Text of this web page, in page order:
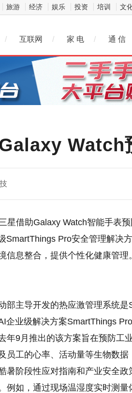
旅游 经济 娱乐 投资 培训 文
/ 互联网 / 家 电 / 通 信
Watch
星借助Galaxy Watch智能手表
SmartThings Pro安全管理解决
息整合，提供个性化健康管理。
部主导开发的热应激管理系统
企业级解决方案SmartThings
年9月推出的该方案旨在预防工
员工的心率、活动量等生物数据
暑阶段性应对指南和产业安全
例如，通过现场温湿度实时测